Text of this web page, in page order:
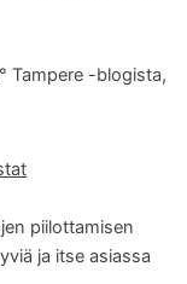
Tampere -blogista,
piilottamisen
ja itse asiassa